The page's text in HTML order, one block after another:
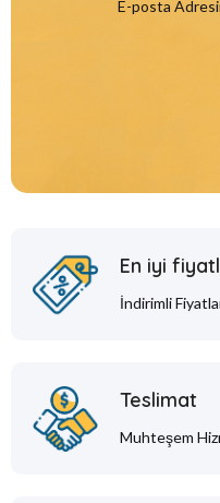
E-posta
En iyi
İndirimli
Teslimat
Muhteşem